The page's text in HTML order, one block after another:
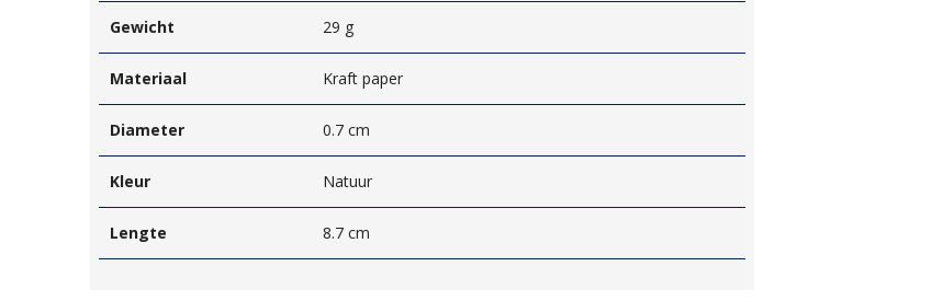
Gewicht 29 g
Materiaal Kraft paper
Diameter 0.7 cm
Kleur Natuur
Lengte 8.7 cm